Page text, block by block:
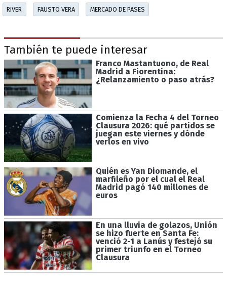
RIVER FAUSTO VERA MERCADO DE PASES
También te puede interesar
Franco Mastantuono, de Real
Madrid a Fiorentina:
¿Relanzamiento o paso atrás?
Comienza la Fecha 4 del Torneo
Clausura 2026: qué partidos se
juegan este viernes y dónde
verlos en vivo
Quién es Yan Diomande, el
marfileño por el cual el Real
Madrid pagó 140 millones de
euros
En una lluvia de golazos, Unión
se hizo fuerte en Santa Fe:
venció 2-1 a Lanús y festejó su
primer triunfo en el Torneo
Clausura